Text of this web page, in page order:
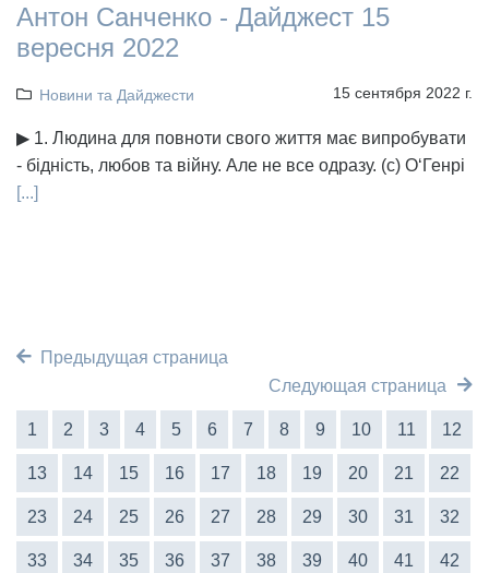
Антон Санченко - Дайджест 15
вересня 2022
Новини та Дайджести 15 сентября 2022 г.
▶ 1. Людина для повноти свого життя має випробувати
- бідність, любов та війну. Але не все одразу. (с) О‘Генрі
[...]
Предыдущая страница
Следующая страница
1 2 3 4 5 6 7 8 9 10 11 12
13 14 15 16 17 18 19 20 21 22
23 24 25 26 27 28 29 30 31 32
33 34 35 36 37 38 39 40 41 42